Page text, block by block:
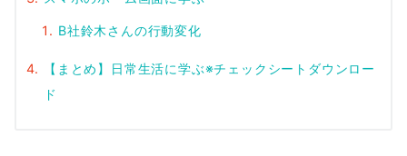
B社鈴木さんの行動変化
【まとめ】日常生活に学ぶ※チェックシートダウンロー
ド